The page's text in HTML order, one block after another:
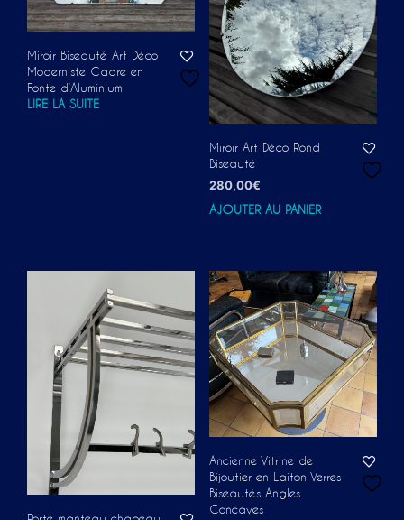
Miroir Biseauté Art Déco
Moderniste Cadre en
Fonte d’Aluminium
LIRE LA SUITE
Miroir Art Déco Rond
Biseauté
280,00€
AJOUTER AU PANIER
Ancienne Vitrine de
Bijoutier en Laiton Verres
Biseautés Angles
Concaves